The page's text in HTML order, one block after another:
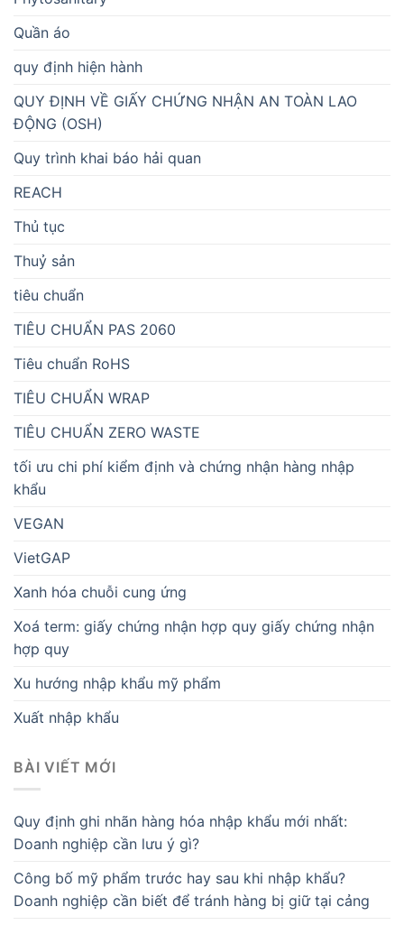
Quần áo
quy định hiện hành
QUY ĐỊNH VỀ GIẤY CHỨNG NHẬN AN TOÀN LAO
ĐỘNG (OSH)
Quy trình khai báo hải quan
REACH
Thủ tục
Thuỷ sản
tiêu chuẩn
TIÊU CHUẨN PAS 2060
Tiêu chuẩn RoHS
TIÊU CHUẨN WRAP
TIÊU CHUẨN ZERO WASTE
tối ưu chi phí kiểm định và chứng nhận hàng nhập
khẩu
VEGAN
VietGAP
Xanh hóa chuỗi cung ứng
Xoá term: giấy chứng nhận hợp quy giấy chứng nhận
hợp quy
Xu hướng nhập khẩu mỹ phẩm
Xuất nhập khẩu
BÀI VIẾT MỚI
Quy định ghi nhãn hàng hóa nhập khẩu mới nhất:
Doanh nghiệp cần lưu ý gì?
Công bố mỹ phẩm trước hay sau khi nhập khẩu?
Doanh nghiệp cần biết để tránh hàng bị giữ tại cảng